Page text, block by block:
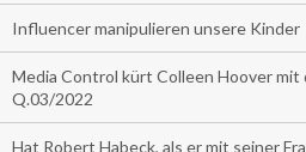
Influencer manipulieren unsere Kinder
Media Control kürt Colleen Hoover mit
Q.03/2022
Hat Robert Habeck, als er mit seiner